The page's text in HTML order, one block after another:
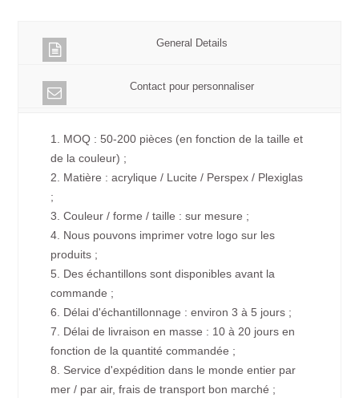
General Details
Contact pour personnaliser
1. MOQ : 50-200 pièces (en fonction de la taille et
de la couleur) ;
2. Matière : acrylique / Lucite / Perspex / Plexiglas
;
3. Couleur / forme / taille : sur mesure ;
4. Nous pouvons imprimer votre logo sur les
produits ;
5. Des échantillons sont disponibles avant la
commande ;
6. Délai d'échantillonnage : environ 3 à 5 jours ;
7. Délai de livraison en masse : 10 à 20 jours en
fonction de la quantité commandée ;
8. Service d'expédition dans le monde entier par
mer / par air, frais de transport bon marché ;